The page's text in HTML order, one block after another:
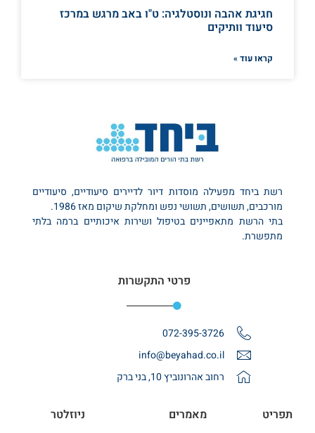
חגיגת אהבה ונוסטלגיה: ט"ו באב מרגש במרכז
סיעוד וותיקים
קראו עוד »
רשת ביחד מפעילה מוסדות דיור לדיירים סיעודיים, סיעודיים
מורכבים, תשושים, תשושי נפש ומחלקת שיקום מאז 1986.
בתי הרשת מתאפיינים בטיפול ושירות איכותיים ברמה בלתי
מתפשרת.
פרטי התקשרות
072-395-3726
info@beyahad.co.il
רחוב אהרונוביץ 10, בני ברק
תפריט מאמרים ניוזלטר